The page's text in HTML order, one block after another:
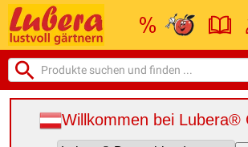
Willkommen bei Lubera®